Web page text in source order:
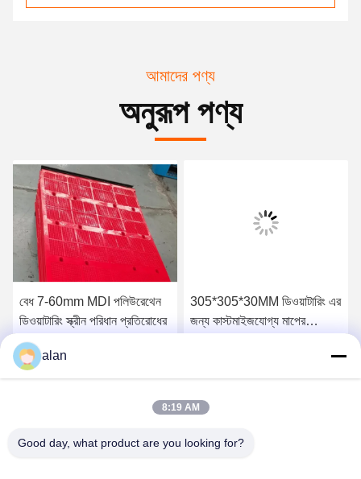
আমাদের পণ্য
অনুরূপ পণ্য
বেধ 7-60mm MDI পলিউরেথেন
ডিওয়াটারিং স্ক্রীন পরিধান প্রতিরোধের
305*305*30MM ডিওয়াটারিং এর
জন্য কাস্টমাইজযোগ্য মাপের
alan
8:19 AM
Good day, what product are you looking for?